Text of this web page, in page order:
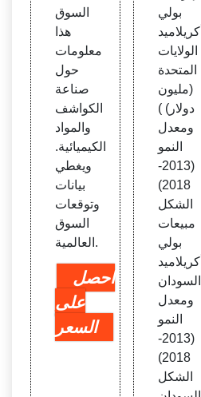
السوق
هذا
معلومات
حول
صناعة
الكواشف
والمواد
الكيميائية.
ويغطي
بيانات
وتوقعات
السوق
العالمية.
احصل
على
السعر
بولي
أكريلاميد
الولايات
المتحدة
(مليون
دولار) )
ومعدل
النمو
(2013-
2018)
الشكل
مبيعات
بولي
أكريلاميد
السودان
ومعدل
النمو
(2013-
2018)
الشكل